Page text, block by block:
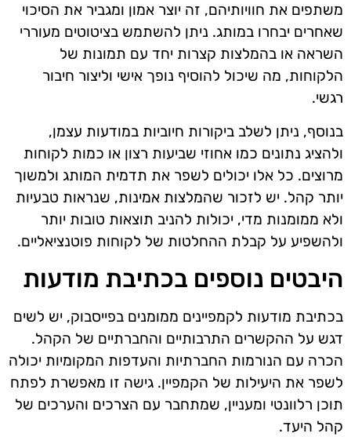
משתפים את חוויותיהם, זה יוצר אמון ומגביר את הסיכוי
שאחרים יבחרו במותג. ניתן להשתמש בציטוטים מעוררי
השראה או בהמלצות קצרות יחד עם תמונות של
הלקוחות, מה שיכול להוסיף נופך אישי וליצור חיבור
רגשי.
בנוסף, ניתן לשלב ביקורות חיוביות במודעות עצמן,
ולהציג נתונים כמו אחוזי שביעות רצון או כמות לקוחות
מרוצים. כל אלו יכולים לשפר את תדמית המותג ולמשוך
יותר קהל. יש לזכור שהמלצות אמינות, שנראות טבעיות
ולא ממומנות מדי, יכולות להניב תוצאות טובות יותר
ולהשפיע על קבלת ההחלטות של לקוחות פוטנציאליים.
היבטים נוספים בכתיבת מודעות
בכתיבת מודעות לקמפיינים ממומנים בפייסבוק, יש לשים
דגש על ההקשרים התרבותיים והחברתיים של הקהל.
הכרה עם הנורמות החברתיות והעדפות המקומיות יכולה
לשפר את היעילות של הקמפיין. גישה זו מאפשרת לפתח
תוכן רלוונטי ומעניין, שמתחבר עם הצרכים והערכים של
קהל היעד.